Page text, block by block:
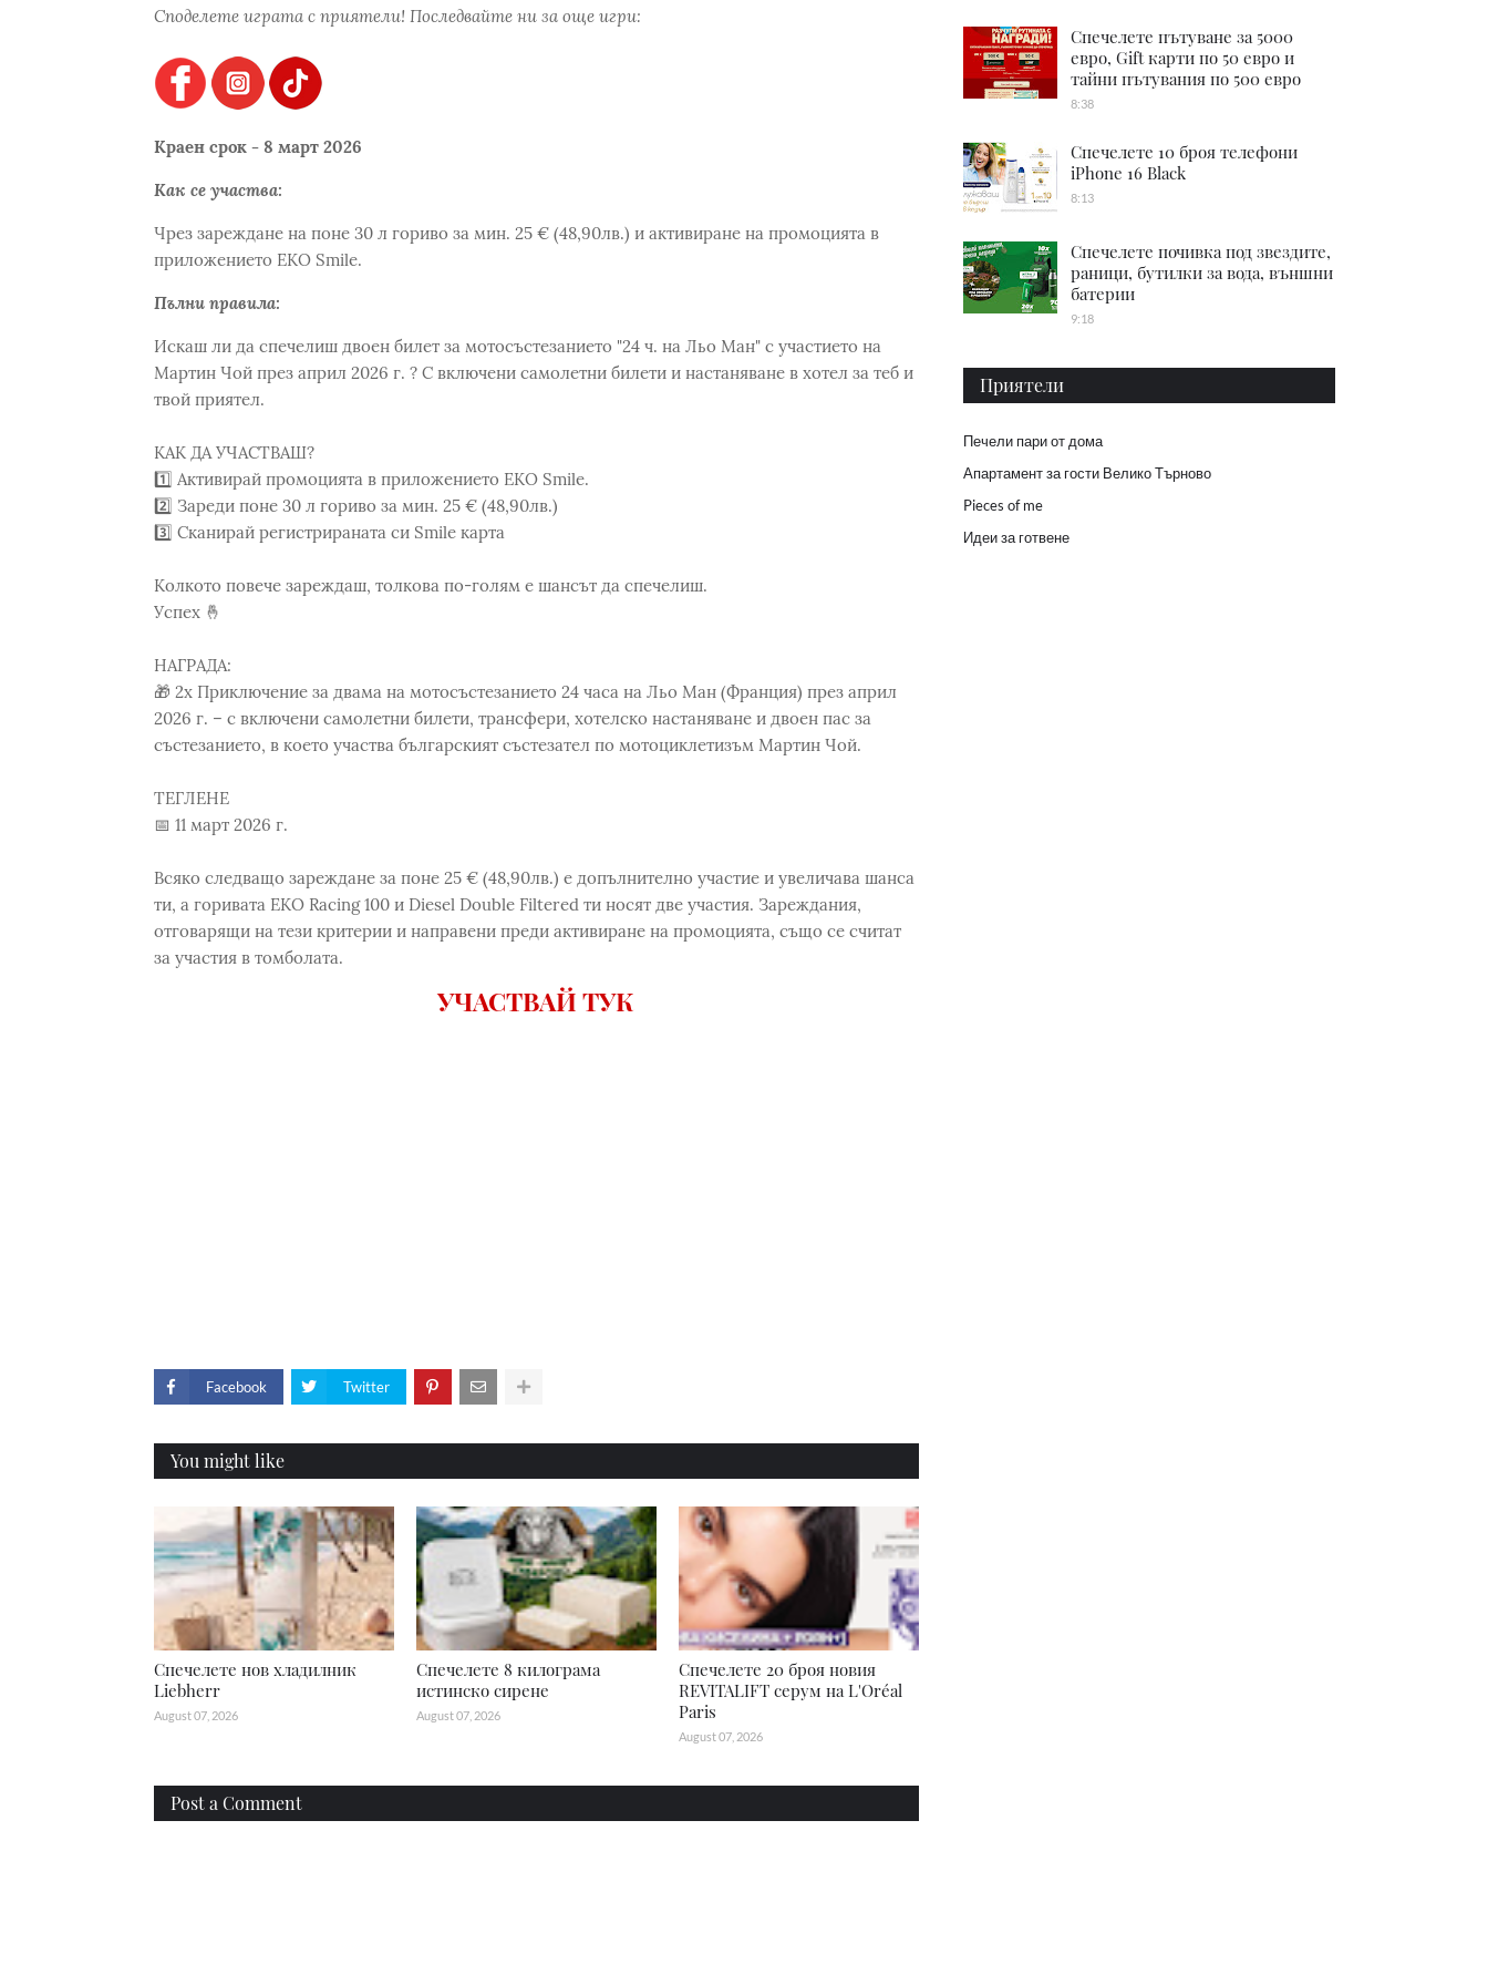
Споделете играта с приятели! Последвайте ни за още игри:
Краен срок - 8 март 2026
Как се участва:
Чрез зареждане на поне 30 л гориво за мин. 25 € (48,90лв.) и активиране на промоцията в
приложението EKO Smile.
Пълни правила:
Искаш ли да спечелиш двоен билет за мотосъстезанието "24 ч. на Льо Ман" с участието на
Мартин Чой през април 2026 г. ? С включени самолетни билети и настаняване в хотел за теб и
твой приятел.
КАК ДА УЧАСТВАШ?
1️⃣ Активирай промоцията в приложението EKO Smile.
2️⃣ Зареди поне 30 л гориво за мин. 25 € (48,90лв.)
3️⃣ Сканирай регистрираната си Smile карта
Колкото повече зареждаш, толкова по-голям e шансът да спечелиш.
Успех 🤞
НАГРАДA:
🎁 2x Приключение за двама на мотосъстезанието 24 часа на Льо Ман (Франция) през април
2026 г. – с включени самолетни билети, трансфери, хотелско настаняване и двоен пас за
състезанието, в което участва българският състезател по мотоциклетизъм Мартин Чой.
ТЕГЛЕНE
📅 11 март 2026 г.
Всяко следващо зареждане за поне 25 € (48,90лв.) е допълнително участие и увеличава шанса
ти, а горивата EKO Racing 100 и Diesel Double Filtered ти носят две участия. Зареждания,
отговарящи на тези критерии и направени преди активиране на промоцията, също се считат
за участия в томболата.
УЧАСТВАЙ ТУК
Facebook Twitter
You might like
Спечелете нов хладилник
Liebherr
August 07, 2026
Спечелете 8 килограма
истинско сирене
August 07, 2026
Спечелете 20 броя новия
REVITALIFT серум на L'Oréal
Paris
August 07, 2026
Post a Comment
Спечелете пътуване за 5000
евро, Gift карти по 50 евро и
тайни пътувания по 500 евро
8:38
Спечелете 10 броя телефони
iPhone 16 Black
8:13
Спечелете почивка под звездите,
раници, бутилки за вода, външни
батерии
9:18
Приятели
Печели пари от дома
Апартамент за гости Велико Търново
Pieces of me
Идеи за готвене